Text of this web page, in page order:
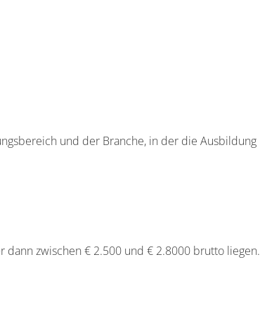
und der Branche, in der die Ausbildung
dann zwischen € 2.500 und € 2.8000 brutto liegen.